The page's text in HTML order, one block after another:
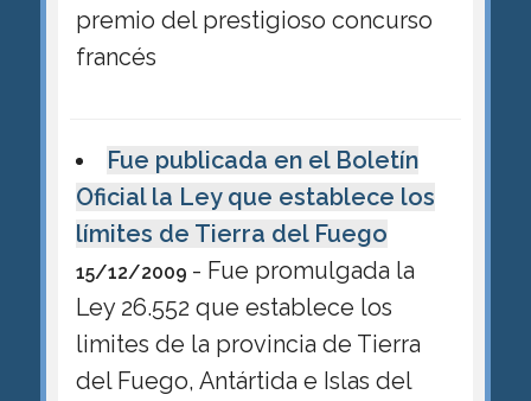
premio del prestigioso concurso
francés
Fue publicada en el Boletín
Oficial la Ley que establece los
límites de Tierra del Fuego
15/12/2009 - Fue promulgada la
Ley 26.552 que establece los
limites de la provincia de Tierra
del Fuego, Antártida e Islas del